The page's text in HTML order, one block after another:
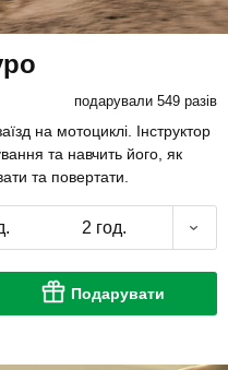
подарували 549 разів
на мотоциклі. Інструктор
та навчить його, як
та повертати.
2 год.
Подарувати